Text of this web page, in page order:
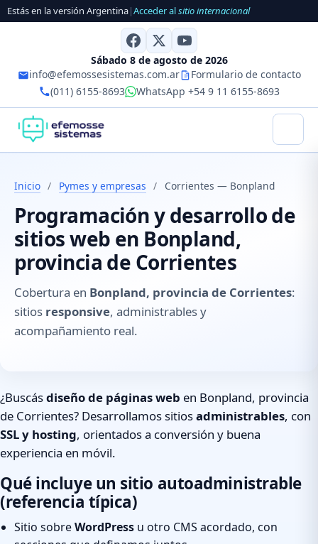
Estás en la versión Argentina|Acceder alsitio internacional
Sábado 8 de agosto de 2026
info@efemossesistemas.com.ar
Formulario de contacto
(011) 6155-8693
WhatsApp +54 9 11 6155-8693
Inicio / Pymes y empresas / Corrientes — Bonpland
Programación y desarrollo de
sitios web en Bonpland,
provincia de Corrientes
Cobertura en Bonpland, provincia de Corrientes:
sitios responsive, administrables y
acompañamiento real.
¿Buscásdiseño de páginas web en Bonpland, provincia
de Corrientes? Desarrollamos sitiosadministrables, con
SSL y hosting, orientados a conversión y buena
experiencia en móvil.
Qué incluye un sitio autoadministrable
(referencia típica)
Sitio sobreWordPress u otro CMS acordado, con